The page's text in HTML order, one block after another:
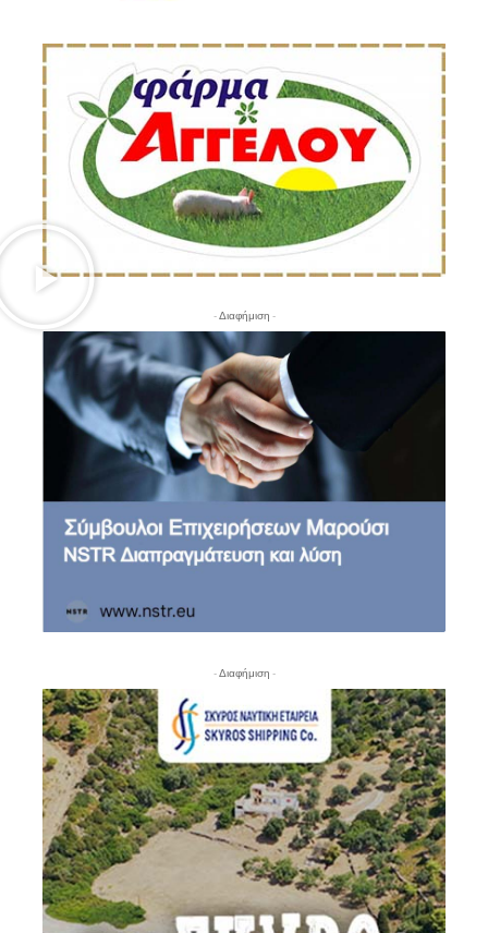
- Διαφήμιση -
- Διαφήμιση -